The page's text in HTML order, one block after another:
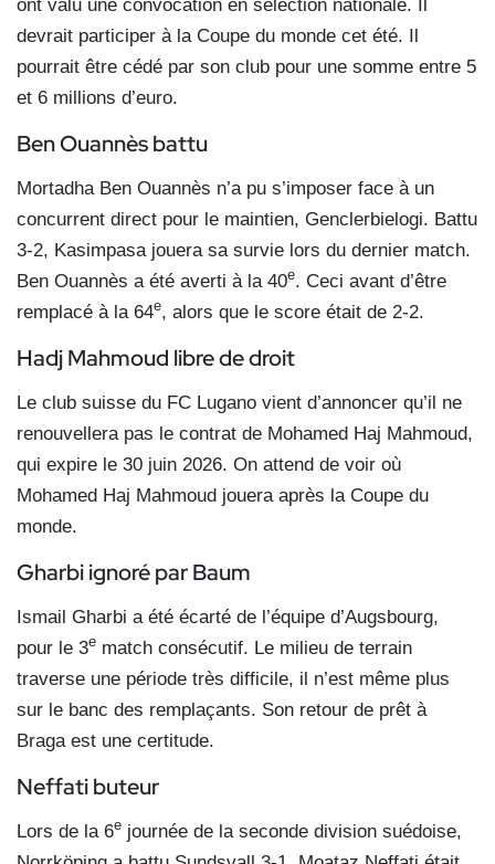
ont valu une convocation en sélection nationale. Il
devrait participer à la Coupe du monde cet été. Il
pourrait être cédé par son club pour une somme entre 5
et 6 millions d’euro.
Ben Ouannès battu
Mortadha Ben Ouannès n’a pu s’imposer face à un
concurrent direct pour le maintien, Genclerbielogi. Battu
3-2, Kasimpasa jouera sa survie lors du dernier match.
Ben Ouannès a été averti à la 40e. Ceci avant d’être
remplacé à la 64e, alors que le score était de 2-2.
Hadj Mahmoud libre de droit
Le club suisse du FC Lugano vient d’annoncer qu’il ne
renouvellera pas le contrat de Mohamed Haj Mahmoud,
qui expire le 30 juin 2026. On attend de voir où
Mohamed Haj Mahmoud jouera après la Coupe du
monde.
Gharbi ignoré par Baum
Ismail Gharbi a été écarté de l’équipe d’Augsbourg,
pour le 3e match consécutif. Le milieu de terrain
traverse une période très difficile, il n’est même plus
sur le banc des remplaçants. Son retour de prêt à
Braga est une certitude.
Neffati buteur
Lors de la 6e journée de la seconde division suédoise,